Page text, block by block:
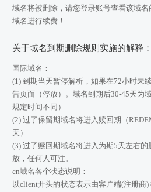
域名将被删除，请您登录账号查看该域
域名进行续费！
关于域名到期删除规则实施的解释：
国际域名：
(1) 到期当天暂停解析，如果在72小时未
告页面（停放）。域名到期后30-45天为
规定时间不同）
(2) 过了保留期域名将进入赎回期（
天）
(3) 过了赎回期域名将进入为期5天左右
放，任何人可注。
cn域名各个状态说明：
以client开头的状态表示由客户端(注册商